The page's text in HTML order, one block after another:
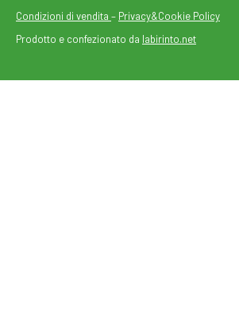
Condizioni di vendita – Privacy&Cookie Policy
Prodotto e confezionato da labirinto.net